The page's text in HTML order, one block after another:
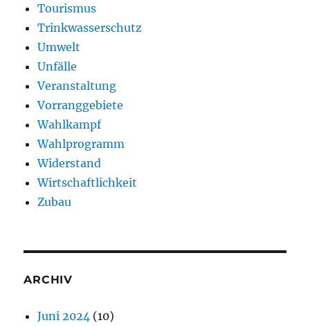
Tourismus
Trinkwasserschutz
Umwelt
Unfälle
Veranstaltung
Vorranggebiete
Wahlkampf
Wahlprogramm
Widerstand
Wirtschaftlichkeit
Zubau
ARCHIV
Juni 2024 (10)